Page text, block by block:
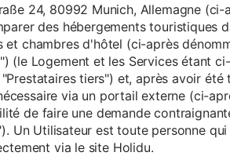
24, 80992 Munich, Allemagne
des hébergements touristiques
et chambres d'hôtel (ci-après
(le Logement et les Services étant
tiers") et, après avoir
via un portail externe (ci-
de faire une demande
Un Utilisateur est toute personne
via le site Holidu.